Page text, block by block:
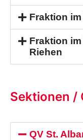
Fraktion
Fraktion
Riehen
Sektionen /
QV St.